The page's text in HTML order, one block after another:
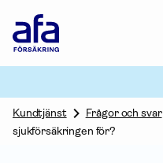
Försäkring
Kundtjänst Frågor och svar
sjukförsäkringen för?